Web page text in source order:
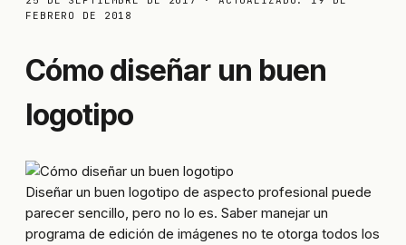
FEBRERO DE 2018
Cómo diseñar un buen
logotipo
Diseñar un buen logotipo de aspecto profesional puede
parecer sencillo, pero no lo es. Saber manejar un
programa de edición de imágenes no te otorga todos los